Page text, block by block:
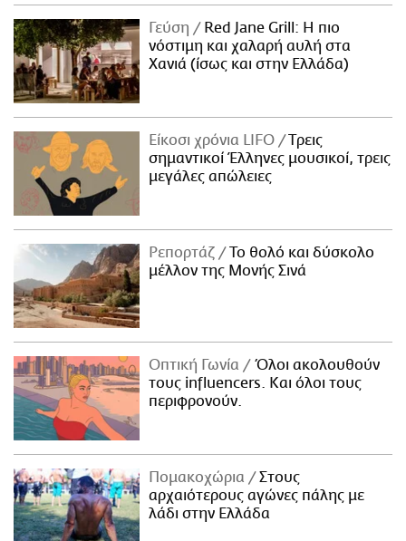
ΑΜΠΑ
PRINT
Γεύση
Red Jane Grill: Η πιο
νόστιμη και χαλαρή αυλή στα
Χανιά (ίσως και στην Ελλάδα)
Είκοσι χρόνια LIFO
Tρεις
σημαντικοί Έλληνες μουσικοί, τρεις
μεγάλες απώλειες
Ρεπορτάζ
Το θολό και δύσκολο
μέλλον της Μονής Σινά
Οπτική Γωνία
Όλοι ακολουθούν
τους influencers. Και όλοι τους
περιφρονούν.
Πομακοχώρια
Στους
αρχαιότερους αγώνες πάλης με
λάδι στην Ελλάδα